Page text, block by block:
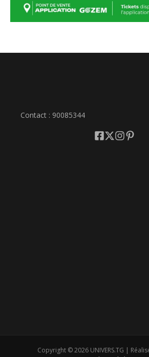
Contact : 90085344
Copyright © 2026 UNIVERS.TG |